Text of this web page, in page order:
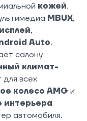
кожей.
MBUX,
,
Auto.
салону
климат-
всех
колесо AMG и
интерьера
автомобиля.